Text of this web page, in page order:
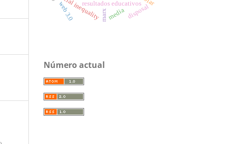
resultados educativos
social inequality disposal
marxmedia
web 3.0
Número actual